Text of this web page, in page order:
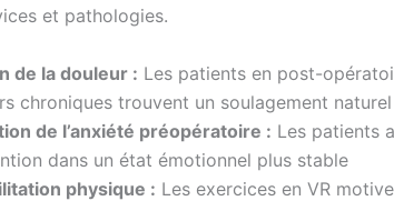
et pathologies.
de la douleur : Les patients en post-
chroniques trouvent un soulagement naturel
de l’anxiété préopératoire : Les patients
dans un état émotionnel plus stable
physique : Les exercices en VR